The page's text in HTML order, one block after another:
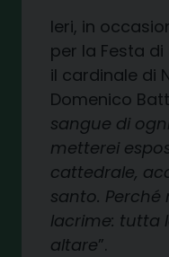
Ieri, in
per la Festa
il cardinale di
Domenico
sangue di
metterei
cattedrale,
santo. Perché
lacrime: tutta
altare”.